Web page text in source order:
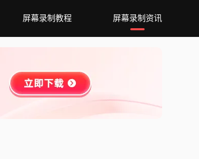
屏幕录制教程 屏幕录制资讯